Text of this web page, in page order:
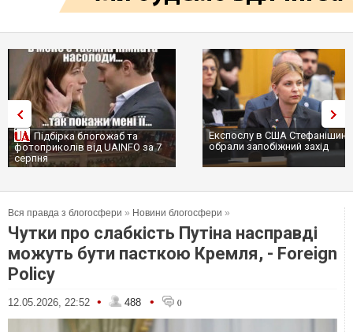
Підбірка блогожаб та
фотоприколів від UAINFO за 7
серпня
Експослу в США
обрали запобіжний захід
Вся правда з блогосфери » Новини блогосфери »
Чутки про слабкість Путіна насправді
можуть бути пасткою Кремля, - Foreign
Policy
12.05.2026, 22:52 • 488 • 0